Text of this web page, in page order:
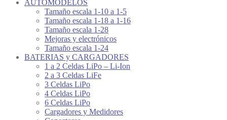
AUTOMODELOS
Tamaño escala 1-10 a 1-5
Tamaño escala 1-18 a 1-16
Tamaño escala 1-28
Mejoras y electrónicos
Tamaño escala 1-24
BATERIAS y CARGADORES
1 a 2 Celdas LiPo – Li-Ion
2 a 3 Celdas LiFe
3 Celdas LiPo
4 Celdas LiPo
6 Celdas LiPo
Cargadores y Medidores